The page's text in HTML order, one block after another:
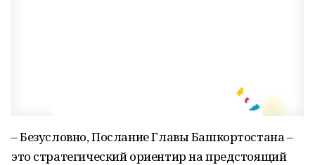
– Безусловно, Послание Главы Башкортостана –
это стратегический ориентир на предстоящий